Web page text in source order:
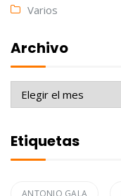
Varios
Archivo
Archivo
Etiquetas
ANTONIO GALA